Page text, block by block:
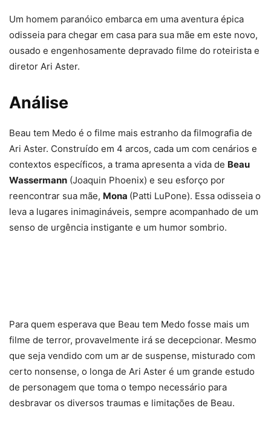
Um homem paranóico embarca em uma aventura épica
odisseia para chegar em casa para sua mãe em este novo,
ousado e engenhosamente depravado filme do roteirista e
diretor Ari Aster.
Análise
Beau tem Medo é o filme mais estranho da filmografia de
Ari Aster. Construído em 4 arcos, cada um com cenários e
contextos específicos, a trama apresenta a vida de Beau
Wassermann (Joaquin Phoenix) e seu esforço por
reencontrar sua mãe, Mona (Patti LuPone). Essa odisseia o
leva a lugares inimagináveis, sempre acompanhado de um
senso de urgência instigante e um humor sombrio.
Para quem esperava que Beau tem Medo fosse mais um
filme de terror, provavelmente irá se decepcionar. Mesmo
que seja vendido com um ar de suspense, misturado com
certo nonsense, o longa de Ari Aster é um grande estudo
de personagem que toma o tempo necessário para
desbravar os diversos traumas e limitações de Beau.